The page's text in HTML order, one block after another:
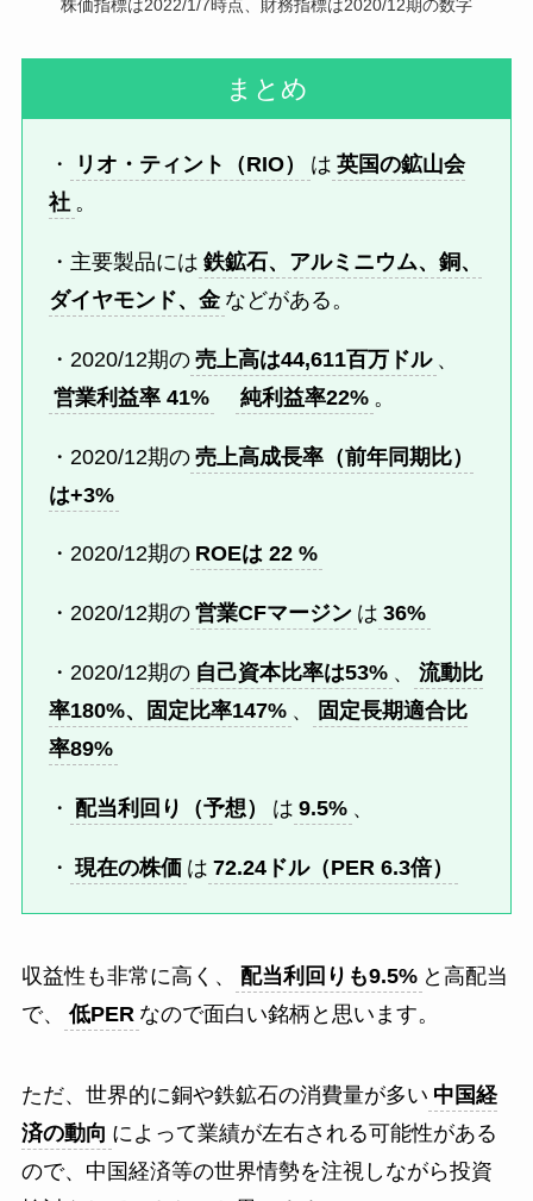
株価指標は2022/1/7時点、財務指標は2020/12期の数字
まとめ
・ リオ・ティント（RIO） は 英国の鉱山会
社 。
・主要製品には 鉄鉱石、アルミニウム、銅、
ダイヤモンド、金 などがある。
・2020/12期の 売上高は44,611百万ドル 、
営業利益率 41%
純利益率22% 。
・2020/12期の 売上高成長率（前年同期比）
は+3%
・2020/12期の ROEは 22 %
・2020/12期の 営業CFマージン は 36%
・2020/12期の 自己資本比率は53% 、
流動比
率180%、固定比率147% 、
固定長期適合比
率89%
・ 配当利回り（予想） は 9.5% 、
・ 現在の株価 は 72.24ドル（PER 6.3倍）
収益性も非常に高く、 配当利回りも9.5% と高配当
で、
低PER なので面白い銘柄と思います。
ただ、 世界的に銅や鉄鉱石の消費量が多い 中国経
済の動向 によって業績が左右される可能性がある
ので、中国経済等の世界情勢を注視しながら投資